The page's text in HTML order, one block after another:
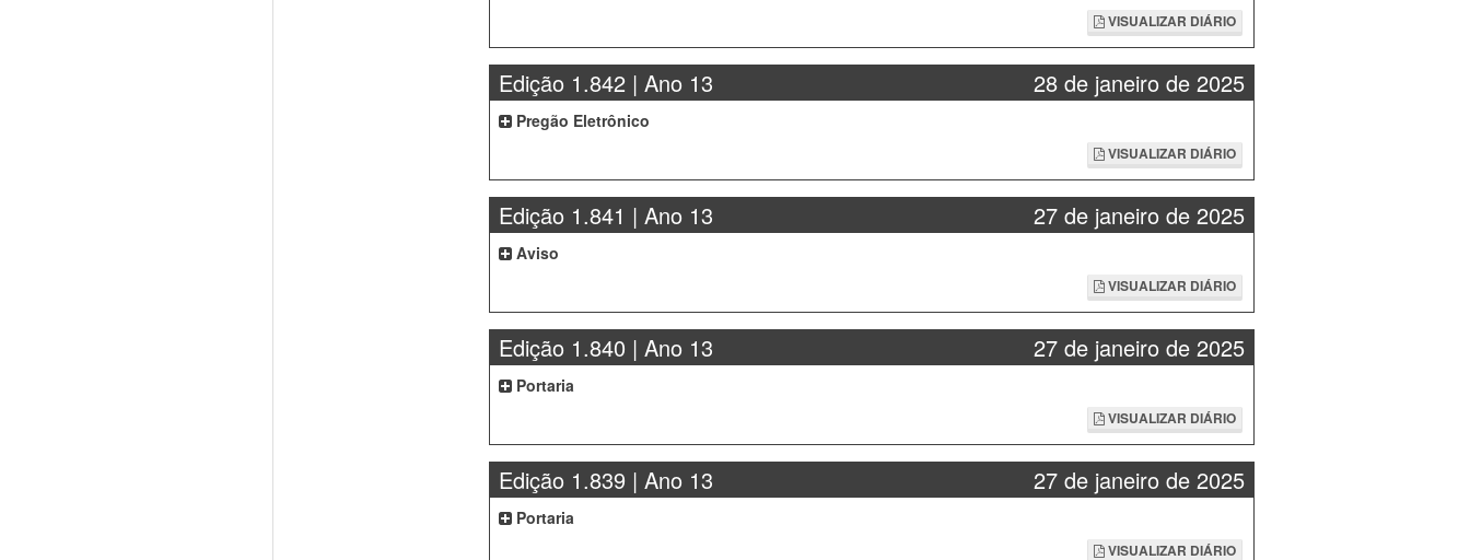
VISUALIZAR DIÁRIO
Edição 1.842 | Ano 13 28 de janeiro de 2025
Pregão Eletrônico
VISUALIZAR DIÁRIO
Edição 1.841 | Ano 13 27 de janeiro de 2025
Aviso
VISUALIZAR DIÁRIO
Edição 1.840 | Ano 13 27 de janeiro de 2025
Portaria
VISUALIZAR DIÁRIO
Edição 1.839 | Ano 13 27 de janeiro de 2025
Portaria
VISUALIZAR DIÁRIO